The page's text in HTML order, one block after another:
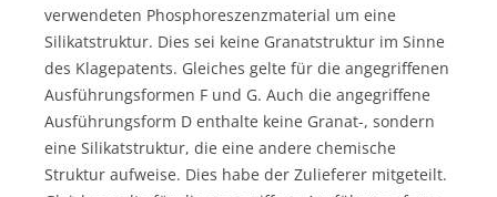
verwendeten Phosphoreszenzmaterial um eine
Silikatstruktur. Dies sei keine Granatstruktur im Sinne
des Klagepatents. Gleiches gelte für die angegriffenen
Ausführungsformen F und G. Auch die angegriffene
Ausführungsform D enthalte keine Granat-, sondern
eine Silikatstruktur, die eine andere chemische
Struktur aufweise. Dies habe der Zulieferer mitgeteilt.